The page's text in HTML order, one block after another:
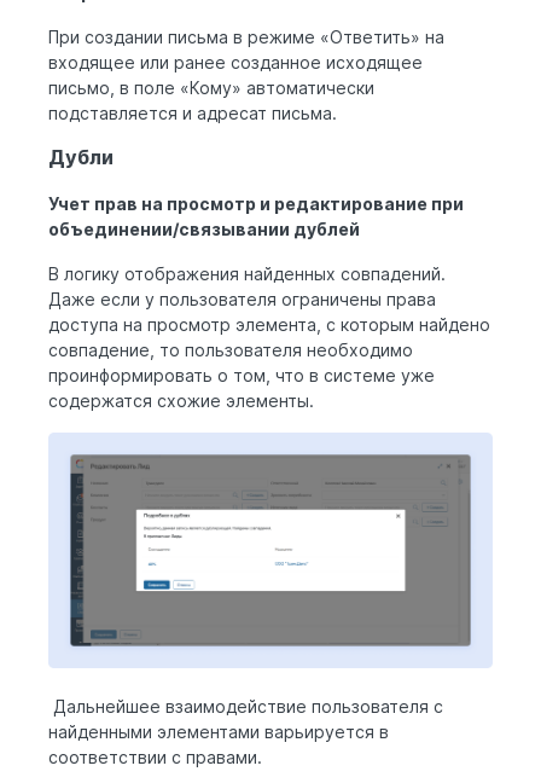
При создании письма в режиме «Ответить» на
входящее или ранее созданное исходящее
письмо, в поле «Кому» автоматически
подставляется и адресат письма.
Дубли
Учет прав на просмотр и редактирование при
объединении/связывании дублей
В логику отображения найденных совпадений.
Даже если у пользователя ограничены права
доступа на просмотр элемента, с которым найдено
совпадение, то пользователя необходимо
проинформировать о том, что в системе уже
содержатся схожие элементы.
Дальнейшее взаимодействие пользователя с
найденными элементами варьируется в
соответствии с правами.